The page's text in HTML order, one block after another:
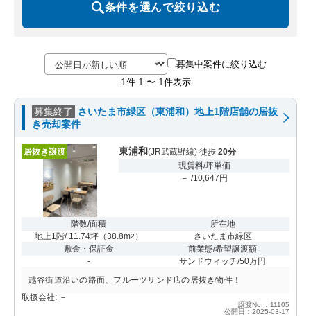
条件を選んで絞り込む
募集中案件に絞り込む
1 件 1 〜 1 件表示
募集終了
さいたま市緑区（東浦和）地上1階店舗の居抜
き売却案件
居抜き譲渡 東浦和(JR武蔵野線) 徒歩 20分
現賃料/坪単価
－ /10,647円
階数/面積
地上1階/ 11.74坪（38.8m2 ）
所在地
さいたま市緑区
敷金・保証金
-
前業態/希望譲渡額
サンドウィッチ/50万円
越谷街道沿いの路面、フルーツサンド店の居抜き物件！
取扱会社: －
譲渡No.：11105
公開日：2025-03-17